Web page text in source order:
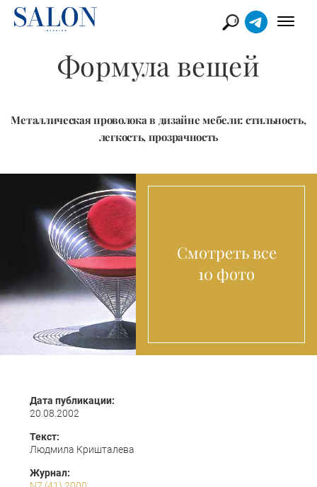
Формула вещей
Металлическая проволока в дизайне мебели: стильность,
легкость, прозрачность
Смотреть все
10 фото
Дата публикации:
20.08.2002
Текст:
Людмила Кришталева
Журнал: